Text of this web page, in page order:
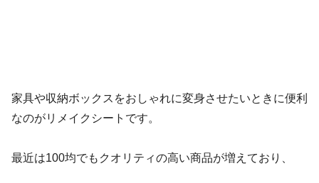
家具や収納ボックスをおしゃれに変身させたいときに便利
なのがリメイクシートです。
最近は100均でもクオリティの高い商品が増えており、